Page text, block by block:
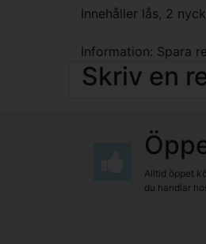
Innehåller lås, 2
Information: Spara
Skriv en
Alltid öppet
du handlar